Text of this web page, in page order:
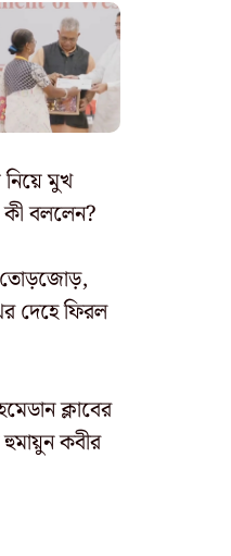
নিয়ে মুখ
কী বললেন?
তোড়জোড়,
দেহে ফিরল
ক্লাবের
কবীর